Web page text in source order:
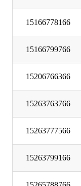
15166778166
15166799766
15206766366
15263763766
15263777566
15263799166